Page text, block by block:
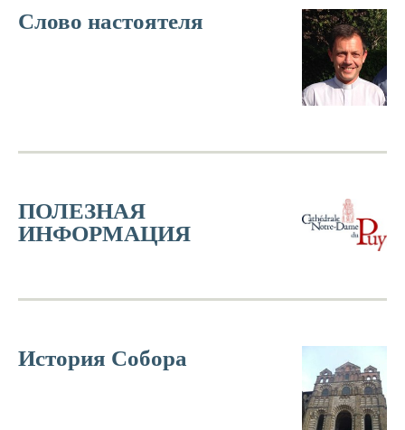
Слово настоятеля
ПОЛЕЗНАЯ
ИНФОРМАЦИЯ
История Собора